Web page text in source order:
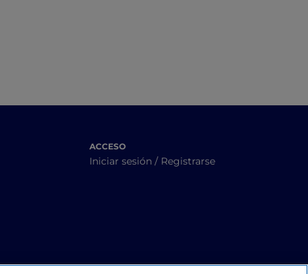
ACCESO
Iniciar sesión / Registrarse